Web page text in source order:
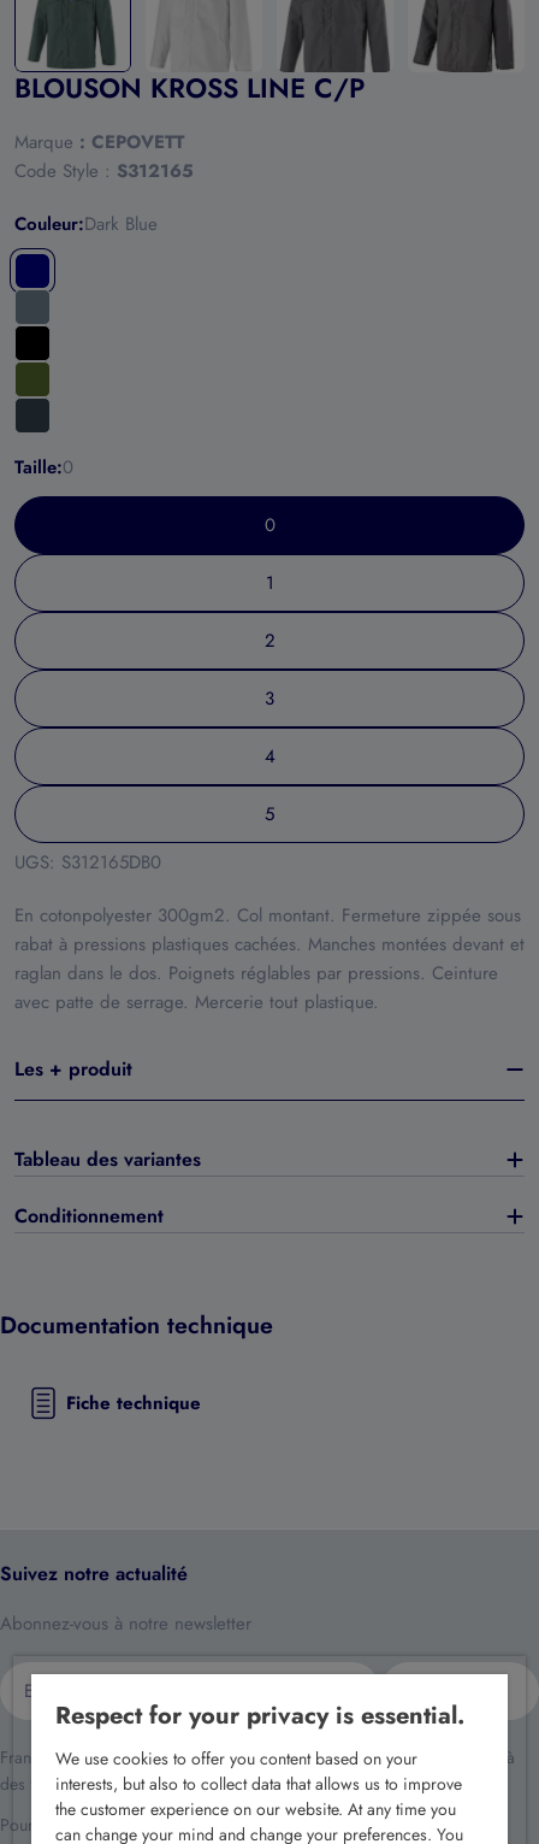
BLOUSON KROSS LINE C/P
Marque : CEPOVETT
Code Style : S312165
Couleur:Dark Blue
Taille:0
0
1
2
3
4
5
UGS: S312165DB0
En cotonpolyester 300gm2. Col montant. Fermeture zippée sous
rabat à pressions plastiques cachées. Manches montées devant et
raglan dans le dos. Poignets réglables par pressions. Ceinture
avec patte de serrage. Mercerie tout plastique.
Les + produit
Tableau des variantes
Conditionnement
Documentation technique
Fiche technique
Suivez notre actualité
Abonnez-vous à notre newsletter
mail
France Sécurité traite vos données dans le cadre de la relation client et à
des fins de prospection commerciale.
Pour en savoir plus reportez-vous à notre
politique de confidentialité
Respect for your privacy is essential.
We use cookies to offer you content based on your
interests, but also to collect data that allows us to improve
the customer experience on our website. At any time you
can change your mind and change your preferences. You